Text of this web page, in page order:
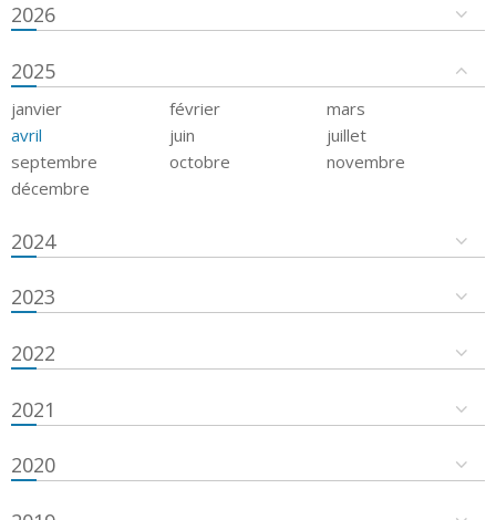
2026
2025
janvier février
mars
avril
juin
juillet
septembre
octobre
novembre
décembre
2024
2023
2022
2021
2020